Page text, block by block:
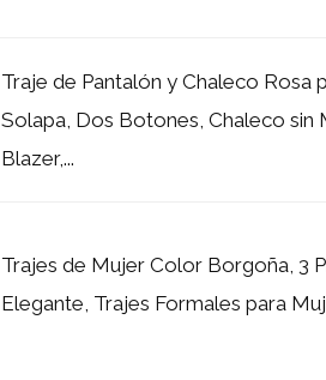
Traje de Pantalón y Chaleco Rosa
Solapa, Dos Botones, Chaleco sin
Blazer,...
Trajes de Mujer Color Borgoña, 3
Elegante, Trajes Formales para